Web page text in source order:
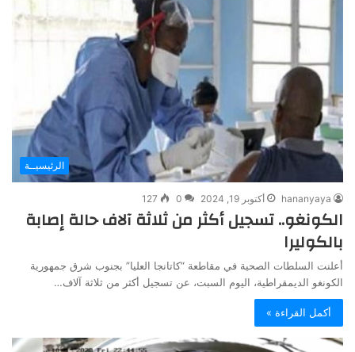
الرئيسيــة
hananyaya أكتوبر 19, 2024 0
127
الكونغو.. تسجيل أكثر من ثلاثة آلاف حالة إصابة
بالكوليرا
أعلنت السلطات الصحية في مقاطعة “كاتانجا العليا” بجنوب شرق جمهورية
الكونغو الديمقراطية، اليوم السبت، عن تسجيل أكثر من ثلاثة آلاف…
أكمل القراءة »